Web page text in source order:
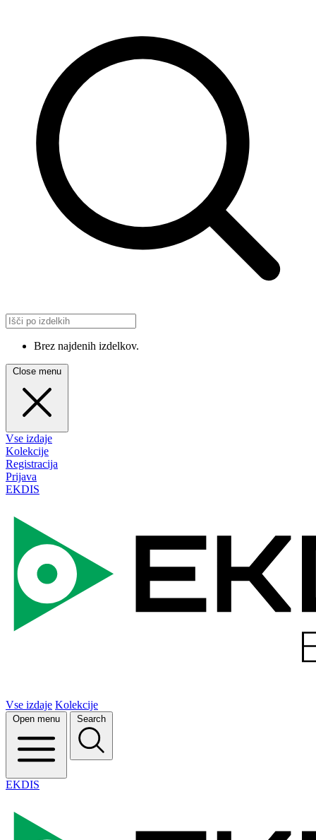
Brez najdenih izdelkov.
Close menu
Vse izdaje
Kolekcije
Registracija
Prijava
EKDIS
Vse izdaje Kolekcije
Open menu Search
EKDIS